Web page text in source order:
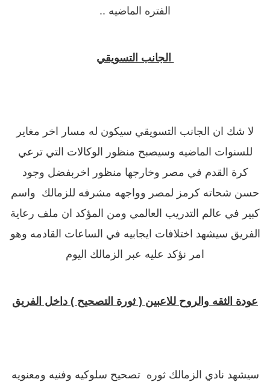
الفتره الماضيه ..
الجانب التسويقي
لا شك ان الجانب التسويقي سيكون له مسار اخر مغاير
للسنوات الماضيه وسيصبح منظور الوكالات التي ترعي
كرة القدم في مصر وخارجها منظور اخربفضل وجود
حسن شحاته كرمز لمصر وواجهه مشرفه للزمالك واسم
كبير في عالم التدريب العالمي ومن المؤكد ان ملف رعاية
الفريق سيشهد اختلافات ايجابيه في الساعات القادمه وهو
امر نؤكد عليه عبر الزمالك اليوم
عودة الثقه والروح للاعبين ( ثورة التصحيح ) داخل الفريق
سيشهد نادي الزمالك ثوره تصحيح سلوكيه وفنيه ومعنويه